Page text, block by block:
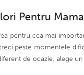
Pentru Mama
pentru cea mai
peste momentele
de ocazie, alege